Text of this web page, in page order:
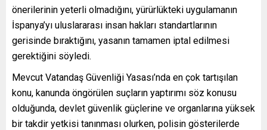
önerilerinin yeterli olmadığını, yürürlükteki uygulamanın
İspanya’yı uluslararası insan hakları standartlarının
gerisinde bıraktığını, yasanın tamamen iptal edilmesi
gerektiğini söyledi.
Mevcut Vatandaş Güvenliği Yasası’nda en çok tartışılan
konu, kanunda öngörülen suçların yaptırımı söz konusu
olduğunda, devlet güvenlik güçlerine ve organlarına yüksek
bir takdir yetkisi tanınması olurken, polisin gösterilerde